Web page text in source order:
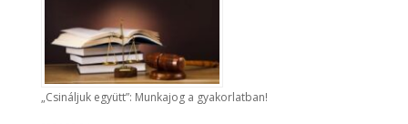
„Csináljuk együtt”: Munkajog a gyakorlatban!